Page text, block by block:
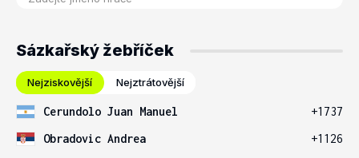
Sázkařský žebříček
Nejziskovější Nejztrátovější
Cerundolo Juan Manuel
+1737
Obradovic Andrea
+1126